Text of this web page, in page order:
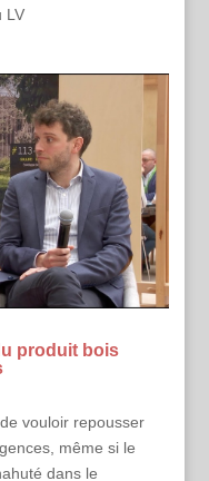
LV
produit bois
vouloir repousser
même si le
dans le